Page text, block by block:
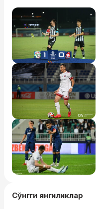
Сўнгги янгиликлар